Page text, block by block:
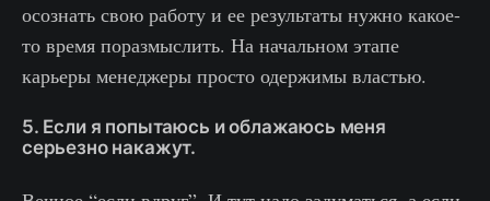
осознать свою работу и ее результаты нужно какое-
то время поразмыслить. На начальном этапе
карьеры менеджеры просто одержимы властью.
5. Если я попытаюсь и облажаюсь меня
серьезно накажут.